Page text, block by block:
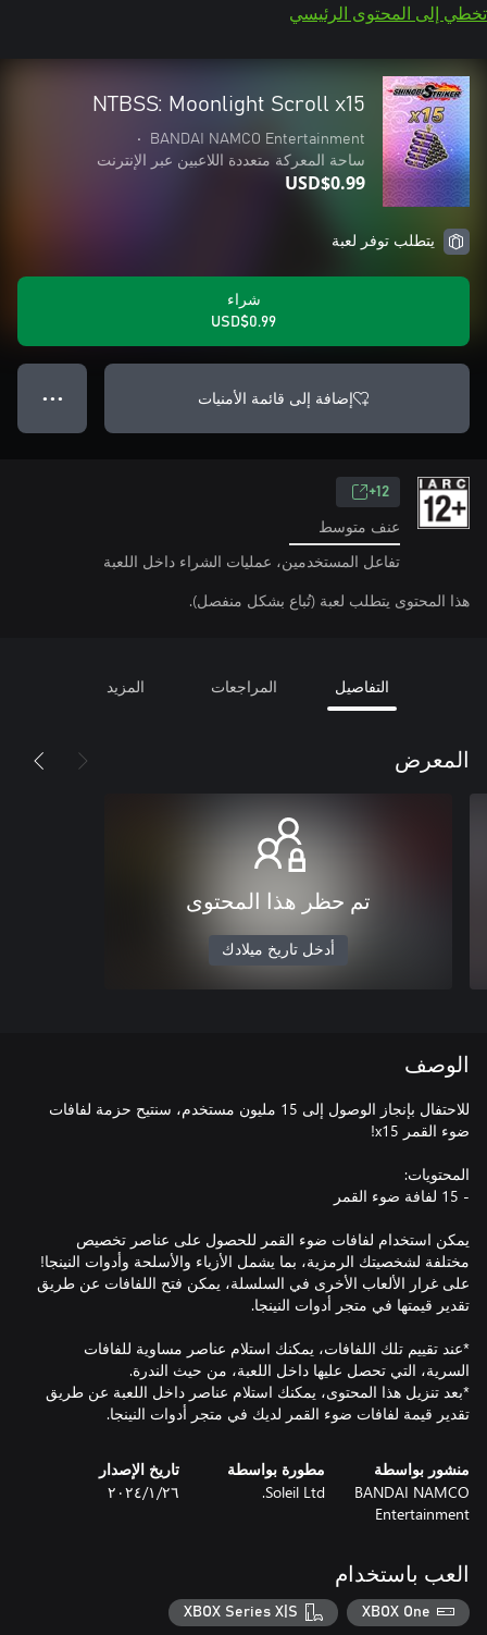
تخطي إلى المحتوى الرئيسي
NTBSS: Moonlight Scroll x15
BANDAI NAMCO Entertainment
•
ساحة المعركة متعددة اللاعبين عبر الإنترنت
USD$0.99
يتطلب توفر لعبة
شراء
USD$0.99
إضافة إلى قائمة الأمنيات ● ● ●
12+
عنف متوسط
تفاعل المستخدمين، عمليات الشراء داخل اللعبة
هذا المحتوى يتطلب لعبة (تُباع بشكل منفصل).
التفاصيل المراجعات المزيد
المعرض
تم حظر هذا المحتوى
أدخل تاريخ ميلادك
الوصف
للاحتفال بإنجاز الوصول إلى 15 مليون مستخدم، سنتيح حزمة لفافات
يمكن استخدام لفافات ضوء القمر للحصول على عناصر تخصيص
مختلفة لشخصيتك الرمزية، بما يشمل الأزياء والأسلحة وأدوات النينجا!
على غرار الألعاب الأخرى في السلسلة، يمكن فتح اللفافات عن طريق
*عند تقييم تلك اللفافات، يمكنك استلام عناصر مساوية للفافات
*بعد تنزيل هذا المحتوى، يمكنك استلام عناصر داخل اللعبة عن طريق
تقدير قيمة لفافات ضوء القمر لديك في متجر أدوات النينجا.
منشور بواسطة
BANDAI NAMCO
Entertainment
مطورة بواسطة
Soleil Ltd.
تاريخ الإصدار
٢٦‏/١‏/٢٠٢٤
العب باستخدام
XBOX One
XBOX Series X|S